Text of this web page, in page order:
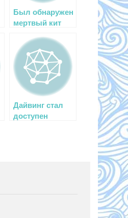
Был обнаружен
мертвый кит
метров
Дайвинг стал
доступен